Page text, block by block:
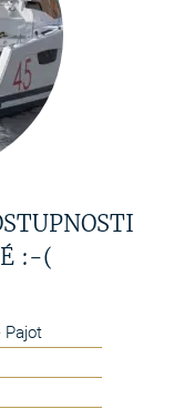
:-(
Pajot